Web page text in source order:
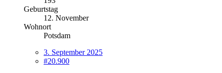
Geburtstag
12. November
Wohnort
Potsdam
3. September 2025
#20.900